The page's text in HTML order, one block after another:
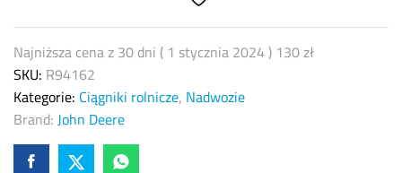
Najniższa cena z 30 dni ( 1 stycznia 2024) 130zł
SKU: R94162
Kategorie: Ciągniki rolnicze, Nadwozie
Brand:John Deere